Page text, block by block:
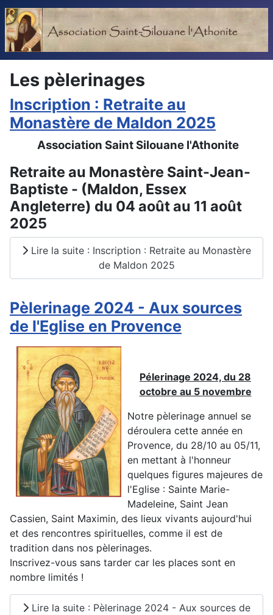
Les pèlerinages
Inscription : Retraite au
Monastère de Maldon 2025
Association Saint Silouane l'Athonite
Retraite au Monastère Saint-Jean-
Baptiste - (Maldon, Essex
Angleterre) du 04 août au 11 août
2025
Lire la suite : Inscription : Retraite au Monastère
de Maldon 2025
Pèlerinage 2024 - Aux sources
de l'Eglise en Provence
Pélerinage 2024, du 28
octobre au 5 novembre
Notre pèlerinage annuel se
déroulera cette année en
Provence, du 28/10 au 05/11,
en mettant à l'honneur
quelques figures majeures de
l'Eglise : Sainte Marie-
Madeleine, Saint Jean
Cassien, Saint Maximin, des lieux vivants aujourd'hui
et des rencontres spirituelles, comme il est de
tradition dans nos pèlerinages.
Inscrivez-vous sans tarder car les places sont en
nombre limités !
Lire la suite : Pèlerinage 2024 - Aux sources de